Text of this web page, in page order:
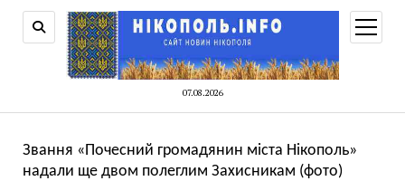
07.08.2026
меню
Звання «Почесний громадянин міста Нікополь»
надали ще двом полеглим Захисникам (фото)